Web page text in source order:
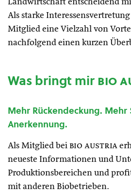
Landwirtschaft entscheidend
Als starke
Mitglied eine Vielzahl von
nachfolgend einen kurzen
Was bringt mirbio
Mehr Rückendeckung.
Anerkennung.
Als Mitglied bei bio austria
neueste Informationen und
Produktionsbereichen und
mit anderen Biobetrieben.